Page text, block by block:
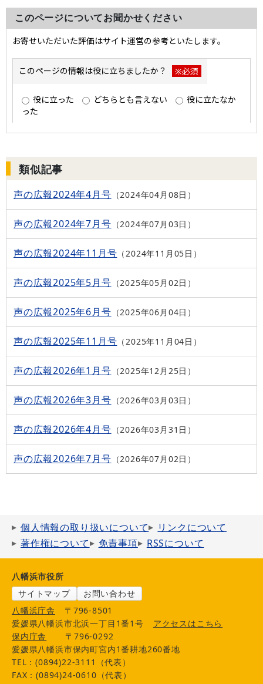
このページについてお聞かせください
類似記事
声の広報2024年4月号 2024年04月08日
声の広報2024年7月号 2024年07月03日
声の広報2024年11月号 2024年11月05日
声の広報2025年5月号 2025年05月02日
声の広報2025年6月号 2025年06月04日
声の広報2025年11月号 2025年11月04日
声の広報2026年1月号 2025年12月25日
声の広報2026年3月号 2026年03月03日
声の広報2026年4月号 2026年03月31日
声の広報2026年7月号 2026年07月02日
個人情報の取り扱いについて
リンクについて
著作権について
免責事項 RSSについて
八幡浜市役所
サイトマップ
お問い合わせ
八幡浜庁舎
〒796-8501
愛媛県八幡浜市北浜一丁目1番1号
アクセスはこちら
保内庁舎
〒796-0292
愛媛県八幡浜市保内町宮内1番耕地260番地
TEL：(0894)22-3111（代表）
FAX：(0894)24-0610（代表）